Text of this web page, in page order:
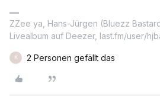
ZZee ya, Hans-Jürgen (Bluezz
Livealbum auf Deezer, last.fm/user/
K 2 Personen gefällt das